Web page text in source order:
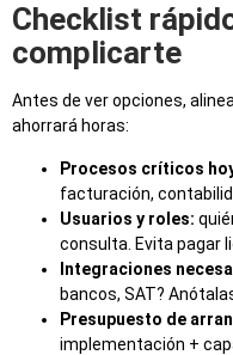
Checklist
complicarte
Antes de ver opciones,
ahorrará horas:
Procesos críticos
facturación,
Usuarios y roles:
consulta. Evita pagar
Integraciones
bancos, SAT?
Presupuesto de
implementación +